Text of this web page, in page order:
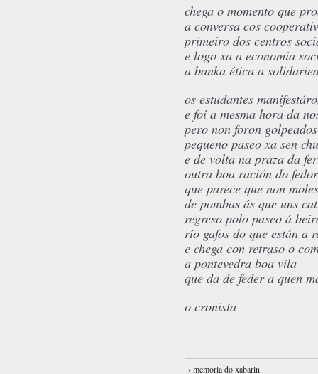
chega o momento que
a conversa cos
primeiro dos centros
e logo xa a economia
a banka ética a
os estudantes
e foi a mesma hora da
pero non foron
pequeno paseo xa sen
e de volta na praza da
outra boa ración do
que parece que non
de pombas ás que uns
regreso polo paseo á
río gafos do que están a
e chega con retraso o
a pontevedra boa vila
que da de feder a quen
o cronista
‹ memoria do xabarin